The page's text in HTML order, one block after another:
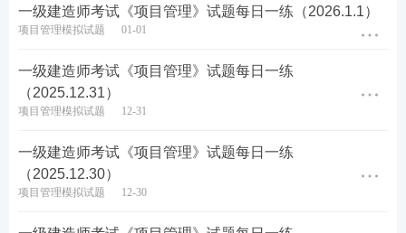
6、政府工程质量监督机构应具备的条件包括( )。
A.具有符合规定条件的监督人员
B.监督人员应占监督机构总人数的50％
C.具备满足工程质量监督检查工作需要的仪器、设备
D.可以在临时工作场所办公
E.具备与监督工作相适应的信息化管理条件
一级建造师考试《项目管理》试题每日一练（2026.1.1）
项目管理模拟试题 01-01
一级建造师考试《项目管理》试题每日一练
（2025.12.31）
项目管理模拟试题 12-31
一级建造师考试《项目管理》试题每日一练
（2025.12.30）
项目管理模拟试题 12-30